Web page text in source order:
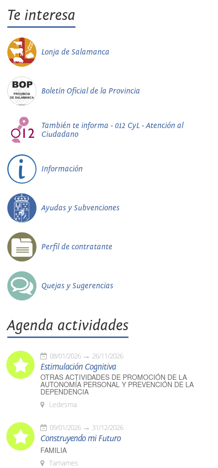
Te interesa
Lonja de Salamanca
Boletín Oficial de la Provincia
También te informa - 012 CyL - Atención al
Ciudadano
Información
Ayudas y Subvenciones
Perfil de contratante
Quejas y Sugerencias
Agenda actividades
08/01/2026 26/11/2026
Estimulación Cognitiva
OTRAS ACTIVIDADES DE PROMOCIÓN DE LA
AUTONOMÍA PERSONAL Y PREVENCIÓN DE LA
DEPENDENCIA
Ledesma
09/01/2026 31/12/2026
Construyendo mi Futuro
FAMILIA
Tamames